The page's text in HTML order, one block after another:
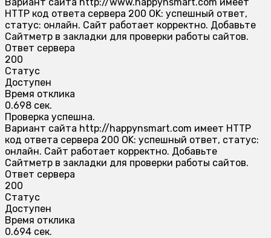
HTTP код ответа сервера 200 OK: успешный ответ,
статус: онлайн. Сайт работает корректно. Добавьте
Сайтметр в закладки для проверки работы сайтов.
Ответ сервера
200
Статус
Доступен
Время отклика
0.698 сек.
Проверка успешна.
Вариант сайта http://happynsmart.com имеет HTTP
код ответа сервера 200 OK: успешный ответ, статус:
онлайн. Сайт работает корректно. Добавьте
Сайтметр в закладки для проверки работы сайтов.
Ответ сервера
200
Статус
Доступен
Время отклика
0.694 сек.